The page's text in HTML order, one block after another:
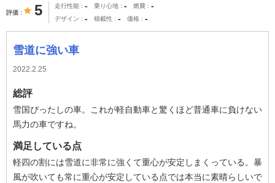
評価 5 走行性能 - 乗り心地 - 燃費 -
デザイン - 積載性 - 価格 -
雪道に強い車
2022.2.25
総評
雪国ぴったしの車。これが軽自動車と驚くほど普通車に負けない
馬力の車ですね。
満足している点
軽四の割には雪道に非常に強くて重心が安定しまくっている。暴
風が吹いても常に重心が安定している点では本当に素晴らしいで